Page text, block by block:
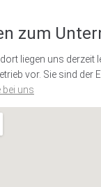
zum
liegen uns derzeit
vor. Sie sind der
bei uns